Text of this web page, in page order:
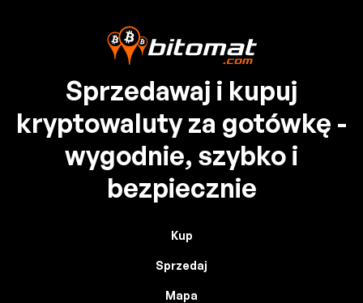
Sprzedawaj i kupuj
kryptowaluty za gotówkę -
wygodnie, szybko i
bezpiecznie
Kup
Sprzedaj
Mapa